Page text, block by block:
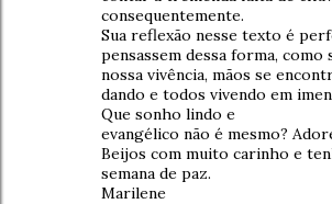
consequentemente.
Sua reflexão nesse texto é
pensassem dessa forma, como
nossa vivência, mãos se
dando e todos vivendo em
Que sonho lindo e
evangélico não é mesmo?
Beijos com muito carinho e
semana de paz.
Marilene